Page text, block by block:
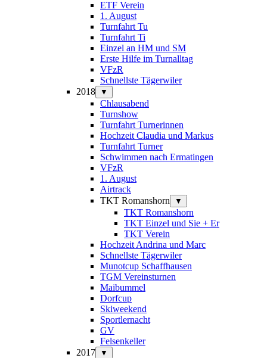
ETF Verein
1. August
Turnfahrt Tu
Turnfahrt Ti
Einzel an HM und SM
Erste Hilfe im Turnalltag
VFzR
Schnellste Tägerwiler
2018
▼
Chlausabend
Turnshow
Turnfahrt Turnerinnen
Hochzeit Claudia und Markus
Turnfahrt Turner
Schwimmen nach Ermatingen
VFzR
1. August
Airtrack
TKT Romanshorn
▼
TKT Romanshorn
TKT Einzel und Sie + Er
TKT Verein
Hochzeit Andrina und Marc
Schnellste Tägerwiler
Munotcup Schaffhausen
TGM Vereinsturnen
Maibummel
Dorfcup
Skiweekend
Sportlernacht
GV
Felsenkeller
2017
▼